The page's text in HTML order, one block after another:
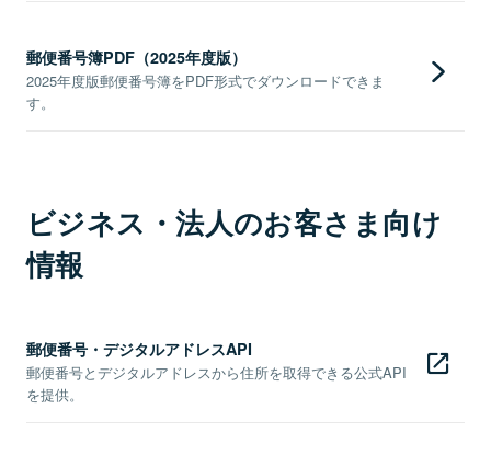
郵便番号簿PDF（2025年度版）
2025年度版郵便番号簿をPDF形式でダウンロードできま
す。
ビジネス・法人のお客さま向け
情報
郵便番号・デジタルアドレスAPI
郵便番号とデジタルアドレスから住所を取得できる公式API
を提供。